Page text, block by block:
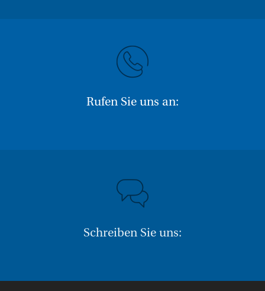
Rufen Sie uns an:
Schreiben Sie uns: